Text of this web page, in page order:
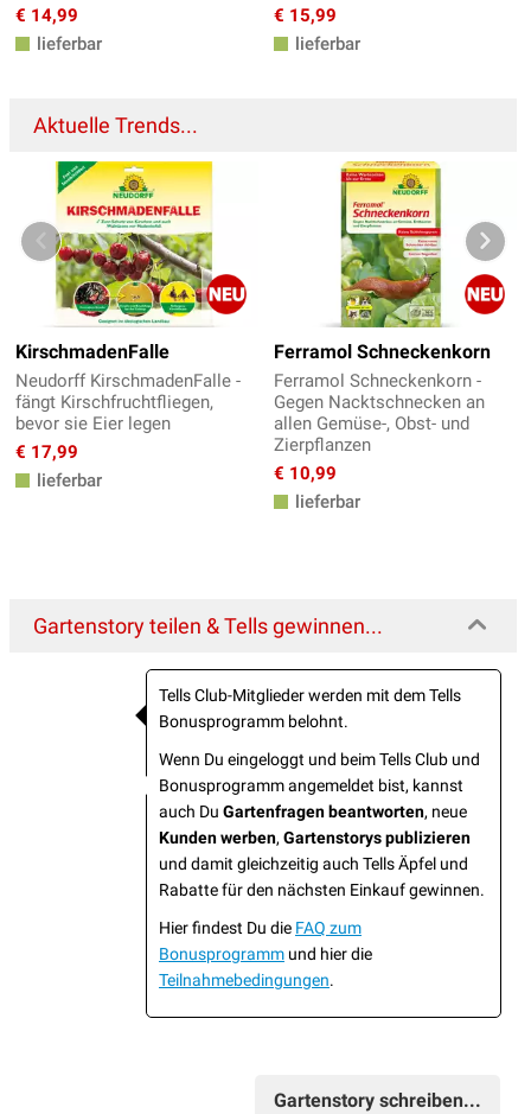
€ 14,99
lieferbar
€ 15,99
lieferbar
Aktuelle Trends...
KirschmadenFalle
Neudorff KirschmadenFalle -
fängt Kirschfruchtfliegen,
bevor sie Eier legen
€ 17,99
lieferbar
Ferramol Schneckenkorn
Ferramol Schneckenkorn -
Gegen Nacktschnecken an
allen Gemüse-, Obst- und
Zierpflanzen
€ 10,99
lieferbar
Gartenstory teilen & Tells gewinnen...
Tells Club-Mitglieder werden mit dem Tells
Bonusprogramm belohnt.
Wenn Du eingeloggt und beim Tells Club und
Bonusprogramm angemeldet bist, kannst
auch Du Gartenfragen beantworten, neue
Kunden werben, Gartenstorys publizieren
und damit gleichzeitig auch Tells Äpfel und
Rabatte für den nächsten Einkauf gewinnen.
Hier findest Du die FAQ zum
Bonusprogramm und hier die
Teilnahmebedingungen.
Gartenstory schreiben...